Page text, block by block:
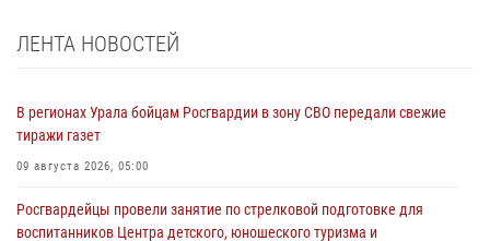
ЛЕНТА НОВОСТЕЙ
В регионах Урала бойцам Росгвардии в зону СВО передали свежие
тиражи газет
09 августа 2026, 05:00
Росгвардейцы провели занятие по стрелковой подготовке для
воспитанников Центра детского, юношеского туризма и